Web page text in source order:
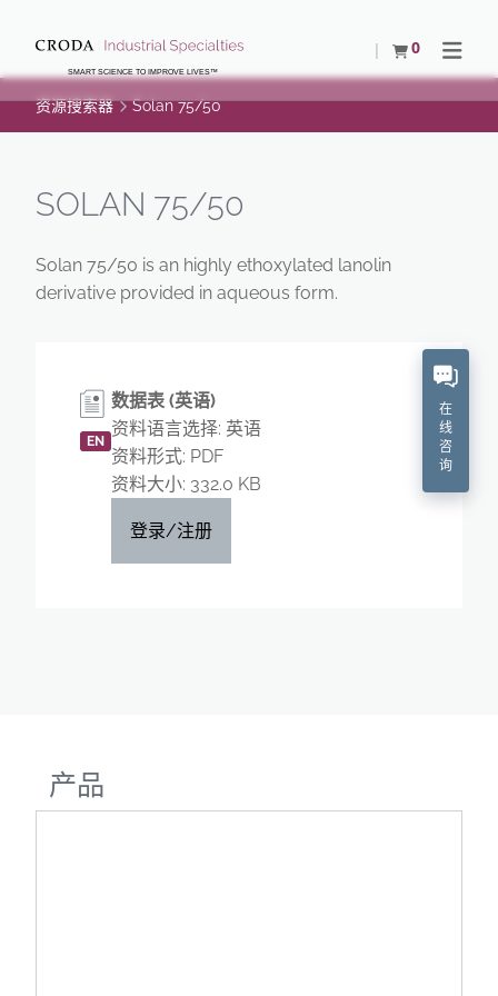
CONTENT
MENU
SMART SCIENCE TO IMPROVE LIVES™
0
查看购物车Open
资源搜索器 Solan 75/50
SOLAN 75/50
Solan 75/50 is an highly ethoxylated lanolin
derivative provided in aqueous form.
EN
数据表 (英语)
资料语言选择: 英语
资料形式: PDF
资料大小: 332.0 KB
登录/注册
产品
在
线
咨
询